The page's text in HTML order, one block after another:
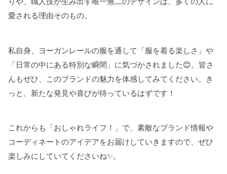
愛される理由そのもの。
私自身、ヨーガンレールの服を通して「服を着る楽しさ」や
「日常の中にある特別な瞬間」に気づかされました😊。皆さ
んもぜひ、このブランドの魅力を体感してみてください。き
っと、新たな発見や喜びが待っているはずです！
これからも「おしゃれライフ！」で、素敵なブランド情報や
コーディネートのアイデアをお届けしていきますので、ぜひ
楽しみにしていてくださいね✨。